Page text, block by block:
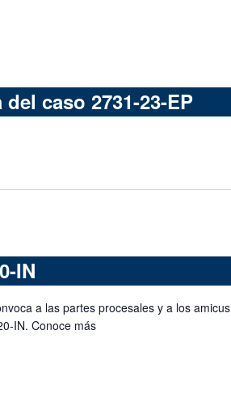
caso 2731-23-EP
IN
a las partes procesales y a los amicus
IN. Conoce más